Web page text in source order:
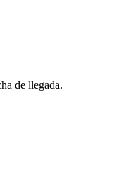
de llegada.